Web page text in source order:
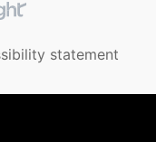
statement